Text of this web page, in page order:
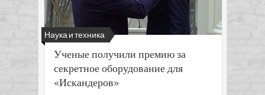
Наука и техника
Ученые получили премию за
секретное оборудование для
«Искандеров»